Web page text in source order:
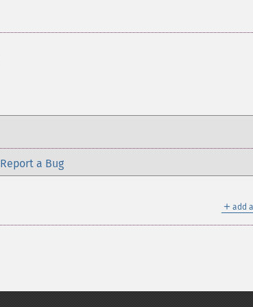
Report a Bug
＋ add